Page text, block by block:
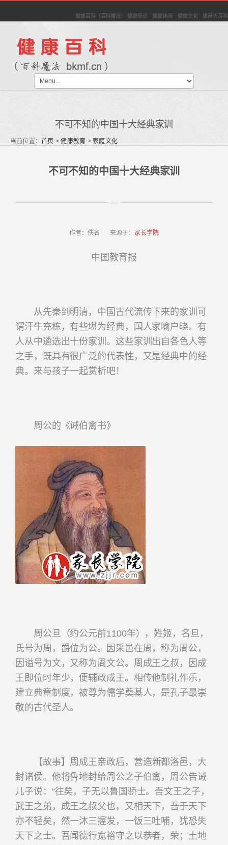
健康百科（百科魔法） 健康知识 健康休闲 健康文化 康养大百科
不可不知的中国十大经典家训
当前位置：首页 >健康教育 >家庭文化
不可不知的中国十大经典家训
作者：佚名 来源于： 家长学院
中国教育报
从先秦到明清，中国古代流传下来的家训可
谓汗牛充栋，有些堪为经典，国人家喻户晓。有
人从中遴选出十份家训。这些家训出自各色人等
之手，既具有很广泛的代表性，又是经典中的经
典。来与孩子一起赏析吧！
周公的《诫伯禽书》
周公旦（约公元前1100年），姓姬，名旦，
氏号为周，爵位为公。因采邑在周，称为周公，
因谥号为文，又称为周文公。周成王之叔，因成
王即位时年少，便辅政成王。相传他制礼作乐，
建立典章制度，被尊为儒学奠基人，是孔子最崇
敬的古代圣人。
【故事】周成王亲政后，营造新都洛邑，大
封诸侯。他将鲁地封给周公之子伯禽，周公告诫
儿子说：“往矣，子无以鲁国骄士。吾文王之子，
武王之弟，成王之叔父也，又相天下，吾于天下
亦不轻矣，然一沐三握发，一饭三吐哺，犹恐失
天下之士。吾闻德行宽裕守之以恭者，荣；土地